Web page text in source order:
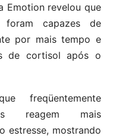
Emotion revelou que
foram capazes de
por mais tempo e
de cortisol após o
freqüentemente
reagem mais
estresse, mostrando